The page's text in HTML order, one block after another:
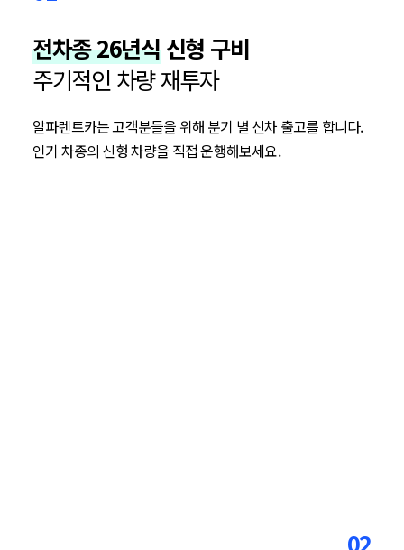
전차종 26년식신형 구비
주기적인 차량 재투자
알파렌트카는 고객분들을 위해 분기 별 신차 출고를 합니다.
인기 차종의 신형 차량을 직접 운행해보세요.
02